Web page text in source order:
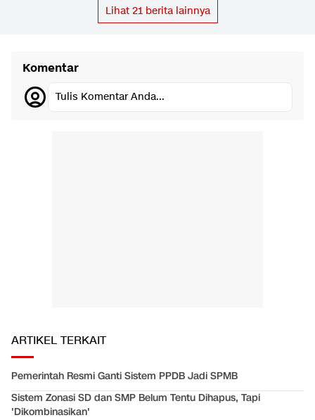
Lihat 21berita lainnya
Komentar
Tulis Komentar Anda...
ARTIKEL TERKAIT
Pemerintah Resmi Ganti Sistem PPDB Jadi SPMB
Sistem Zonasi SD dan SMP Belum Tentu Dihapus, Tapi
'Dikombinasikan'